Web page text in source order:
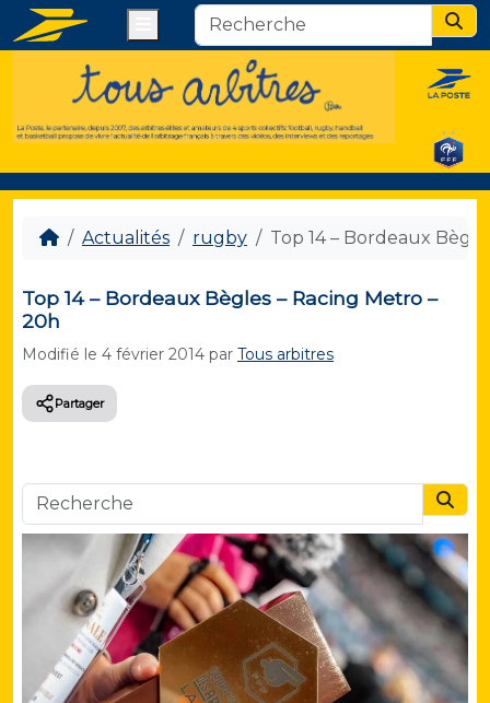
Actualités rugby Top 14 – Bordeaux
Top 14 – Bordeaux Bègles – Racing Metro –
20h
Modifié le 4 février 2014 par Tous arbitres
Partager